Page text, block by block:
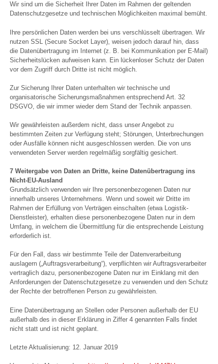
Wir sind um die Sicherheit Ihrer Daten im Rahmen der geltenden
Datenschutzgesetze und technischen Möglichkeiten maximal bemüht.
Ihre persönlichen Daten werden bei uns verschlüsselt übertragen. Wir
nutzen SSL (Secure Socket Layer), weisen jedoch darauf hin, dass
die Datenübertragung im Internet (z. B. bei Kommunikation per E-Mail)
Sicherheitslücken aufweisen kann. Ein lückenloser Schutz der Daten
vor dem Zugriff durch Dritte ist nicht möglich.
Zur Sicherung Ihrer Daten unterhalten wir technische und
organisatorische Sicherungsmaßnahmen entsprechend Art. 32
DSGVO, die wir immer wieder dem Stand der Technik anpassen.
Wir gewährleisten außerdem nicht, dass unser Angebot zu
bestimmten Zeiten zur Verfügung steht; Störungen, Unterbrechungen
oder Ausfälle können nicht ausgeschlossen werden. Die von uns
verwendeten Server werden regelmäßig sorgfältig gesichert.
7 Weitergabe von Daten an Dritte, keine Datenübertragung ins
Nicht-EU-Ausland
Grundsätzlich verwenden wir Ihre personenbezogenen Daten nur
innerhalb unseres Unternehmens. Wenn und soweit wir Dritte im
Rahmen der Erfüllung von Verträgen einschalten (etwa Logistik-
Dienstleister), erhalten diese personenbezogene Daten nur in dem
Umfang, in welchem die Übermittlung für die entsprechende Leistung
erforderlich ist.
Für den Fall, dass wir bestimmte Teile der Datenverarbeitung
auslagern („Auftragsverarbeitung“), verpflichten wir Auftragsverarbeiter
vertraglich dazu, personenbezogene Daten nur im Einklang mit den
Anforderungen der Datenschutzgesetze zu verwenden und den Schutz
der Rechte der betroffenen Person zu gewährleisten.
Eine Datenübertragung an Stellen oder Personen außerhalb der EU
außerhalb des in dieser Erklärung in Ziffer 4 genannten Falls findet
nicht statt und ist nicht geplant.
Letzte Aktualisierung: 12. Januar 2019